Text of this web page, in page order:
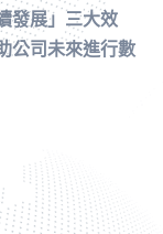
發展」三大效
公司未來進行數